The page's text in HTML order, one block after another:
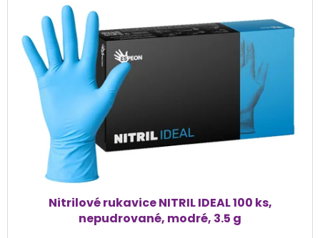
Nitrilové rukavice NITRIL IDEAL 100 ks,
nepudrované, modré, 3.5 g